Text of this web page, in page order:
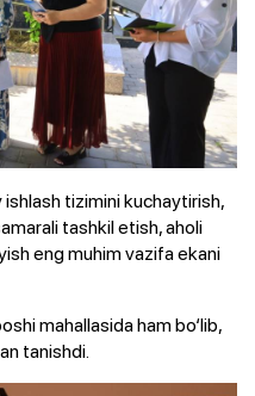
tizimini kuchaytirish,
tashkil etish, aholi
eng muhim vazifa ekani
mahallasida ham bo‘lib,
tanishdi.